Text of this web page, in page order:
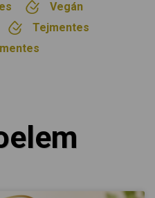
Vegán
Tejmentes